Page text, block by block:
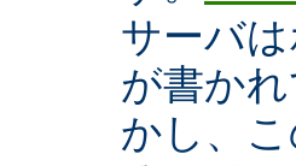
サーバ
が書か
かし、